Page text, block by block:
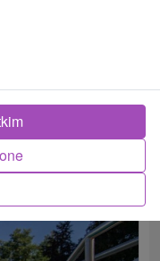
termalną:
i dużych
i codziennym
obejmuje
wstęp do...